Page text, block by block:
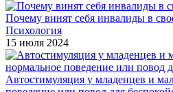
Почему винят себя инвалиды в
Психология
15 июля 2024
Автостимуляция у младенцев и